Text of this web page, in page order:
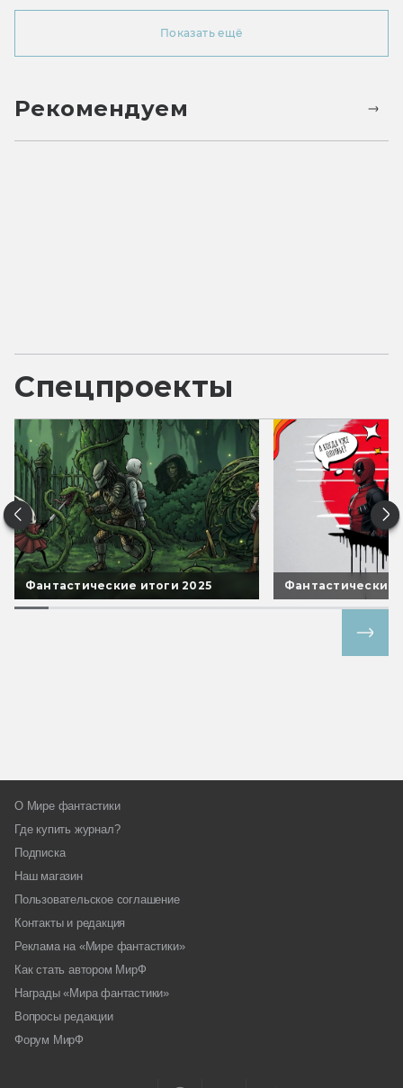
Показать ещё
Рекомендуем
Спецпроекты
Фантастические итоги 2025 Фантастические
О Мире фантастики
Где купить журнал?
Подписка
Наш магазин
Пользовательское соглашение
Контакты и редакция
Реклама на «Мире фантастики»
Как стать автором МирФ
Награды «Мира фантастики»
Вопросы редакции
Форум МирФ